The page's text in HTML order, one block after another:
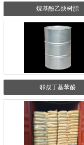
烷基酚乙炔树脂
邻叔丁基苯酚